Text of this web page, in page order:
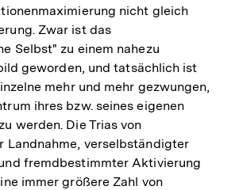
nicht gleich
Zwar ist das
Selbst" zu einem nahezu
geworden, und tatsächlich ist
mehr und mehr gezwungen,
ihres bzw. seines eigenen
werden. Die Trias von
Landnahme, verselbständigter
fremdbestimmter Aktivierung
immer größere Zahl von